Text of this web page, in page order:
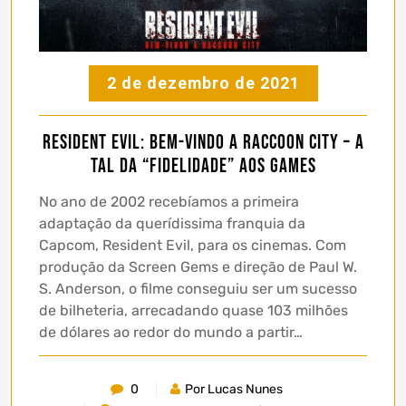
2 de dezembro de 2021
Resident Evil: Bem-Vindo a Raccoon City – A
tal da “fidelidade” aos games
No ano de 2002 recebíamos a primeira
adaptação da querídissima franquia da
Capcom, Resident Evil, para os cinemas. Com
produção da Screen Gems e direção de Paul W.
S. Anderson, o filme conseguiu ser um sucesso
de bilheteria, arrecadando quase 103 milhões
de dólares ao redor do mundo a partir…
0
Por Lucas Nunes